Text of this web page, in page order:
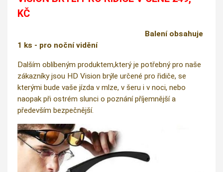
KČ
Balení obsahuje
1 ks - pro noční vidění
Dalším oblíbeným produktem,který je potřebný pro naše
zákazníky jsou HD Vision brýle určené pro řidiče, se
kterými bude vaše jízda v mlze, v šeru i v noci, nebo
naopak při ostrém slunci o poznání příjemnější a
především bezpečnější.